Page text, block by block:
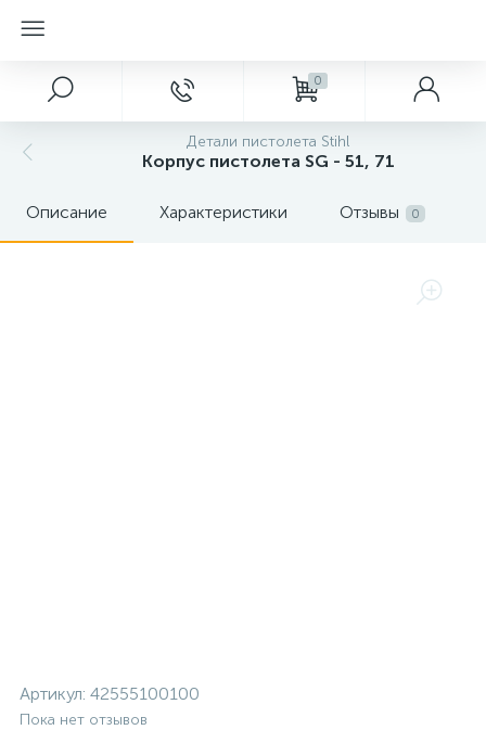
0
Детали пистолета Stihl
Корпус пистолета SG - 51, 71
Описание Характеристики Отзывы 0
Артикул: 42555100100
Пока нет отзывов